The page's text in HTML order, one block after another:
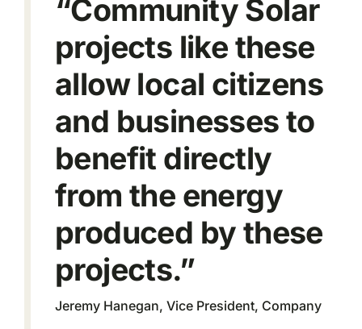
“Community Solar
projects like these
allow local citizens
and businesses to
benefit directly
from the energy
produced by these
projects.”
Jeremy Hanegan, Vice President, Company